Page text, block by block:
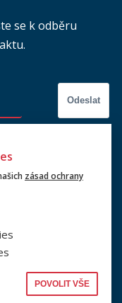
se k odběru
Odeslat
adresu a
níže.
zásad ochrany
POVOLIT VŠE